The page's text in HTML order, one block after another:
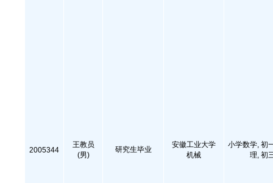
2005344
王教员
(男)
研究生毕业
安徽工业大学
机械
小学数学, 初
理, 初